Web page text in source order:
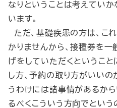
なりということは考えてい
います。
ただ、基礎疾患の方は、こ
かりませんから、接種券を一
げをしていただくということ
し方、予約の取り方がいい
うわけには諸事情があるか
るべくこういう方向でという